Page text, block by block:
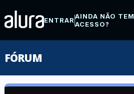
ENTRARAINDA NÃO TEM
ACESSO?
FÓRUM